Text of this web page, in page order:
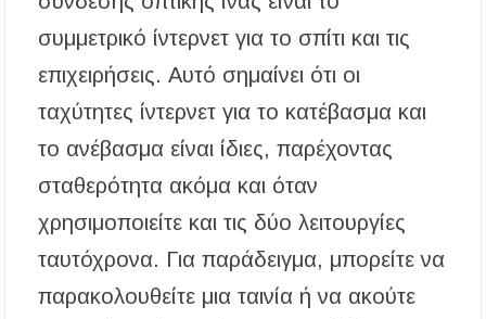
συμμετρικό ίντερνετ για το σπίτι και τις
επιχειρήσεις. Αυτό σημαίνει ότι οι
ταχύτητες ίντερνετ για το κατέβασμα και
το ανέβασμα είναι ίδιες, παρέχοντας
σταθερότητα ακόμα και όταν
χρησιμοποιείτε και τις δύο λειτουργίες
ταυτόχρονα. Για παράδειγμα, μπορείτε να
παρακολουθείτε μια ταινία ή να ακούτε